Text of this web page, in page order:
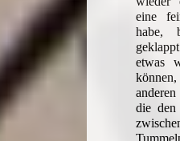
eine
habe,
etwas
die den